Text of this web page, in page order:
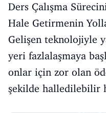
Ders Çalışma
Hale Getirmenin
Gelişen teknolojiyle
yeri fazlalaşmaya
onlar için zor olan
şekilde halledilebilir